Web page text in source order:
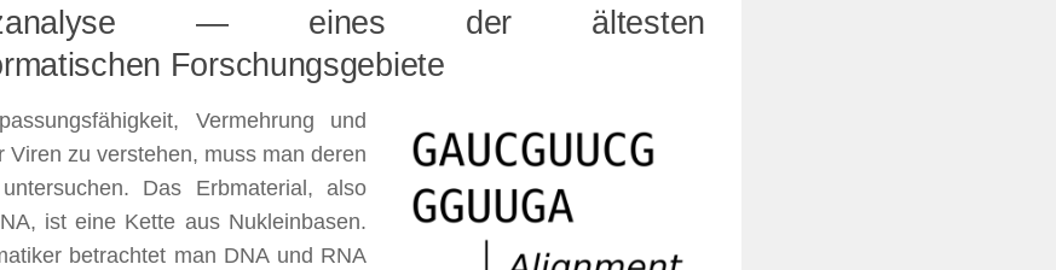
— eines der ältesten
Forschungsgebiete
Vermehrung und
Viren zu verstehen, muss man deren
Das Erbmaterial, also
ist eine Kette aus Nukleinbasen.
betrachtet man DNA und RNA